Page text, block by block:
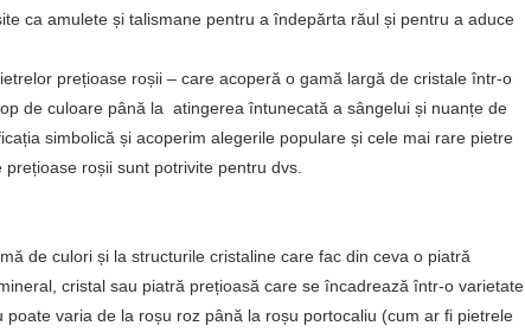
ca amulete și talismane pentru a îndepărta răul și pentru a aduce
prețioase roșii – care acoperă o gamă largă de cristale într-o
de culoare până la atingerea întunecată a sângelui și nuanțe de
simbolică și acoperim alegerile populare și cele mai rare pietre
roșii sunt potrivite pentru dvs.
de culori și la structurile cristaline care fac din ceva o piatră
cristal sau piatră prețioasă care se încadrează într-o varietate
varia de la roșu roz până la roșu portocaliu (cum ar fi pietrele